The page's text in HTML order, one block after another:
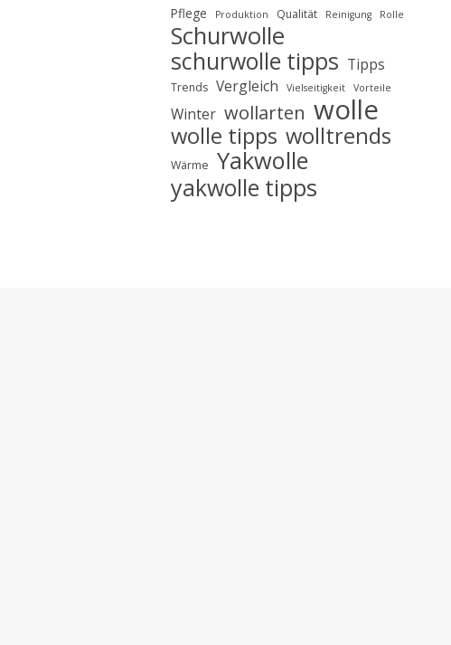
Pflege Produktion Qualität Reinigung Rolle
Schurwolle
schurwolle tipps Tipps
Trends Vergleich Vielseitigkeit Vorteile
Winter wollarten wolle
wolle tipps wolltrends
Wärme Yakwolle
yakwolle tipps